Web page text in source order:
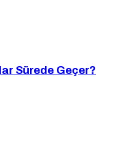
Sürede Geçer?